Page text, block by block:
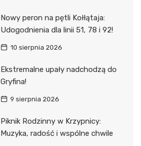
Nowy peron na pętli Kołłątaja:
Udogodnienia dla linii 51, 78 i 92!
10 sierpnia 2026
Ekstremalne upały nadchodzą do
Gryfina!
9 sierpnia 2026
Piknik Rodzinny w Krzypnicy:
Muzyka, radość i wspólne chwile